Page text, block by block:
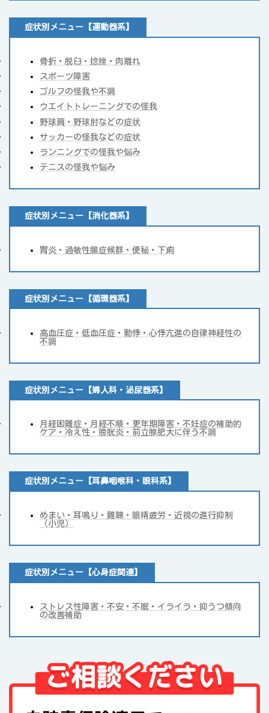
症状別メニュー【運動器系】
骨折・脱臼・捻挫・肉離れ
スポーツ障害
ゴルフの怪我や不調
ウエイトトレーニングでの怪我
野球肩・野球肘などの症状
サッカーの怪我などの症状
ランニングでの怪我や悩み
テニスの怪我や悩み
症状別メニュー【消化器系】
胃炎・過敏性腸症候群・便秘・下痢
症状別メニュー【循環器系】
高血圧症・低血圧症・動悸・心悸亢進の自律神経性の
不調
症状別メニュー【婦人科・泌尿器系】
月経困難症・月経不順・更年期障害・不妊症の補助的
ケア・冷え性・膀胱炎・前立腺肥大に伴う不調
症状別メニュー【耳鼻咽喉科・眼科系】
めまい・耳鳴り・難聴・眼精疲労・近視の進行抑制
（小児）
症状別メニュー【心身症関連】
ストレス性障害・不安・不眠・イライラ・抑うつ傾向
の改善補助